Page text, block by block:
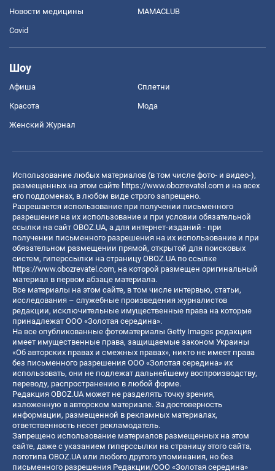
Новости медицины MAMACLUB
Covid
Шоу
Афиша Сплетни
Красота Мода
Женский Журнал
Использование любых материалов (в том числе фото- и видео-),
размещенных на этом сайте https://www.obozrevatel.com и на всех
его поддоменах, в любом виде строго запрещено.
Разрешается использование при получении письменного
разрешения на их использование и при условии обязательной
ссылки на сайт OBOZ.UA, а для интернет-изданий - при
получении письменного разрешения на их использование и при
обязательном размещении прямой, открытой для поисковых
систем, гиперссылки на страницу OBOZ.UA по ссылке
https://www.obozrevatel.com, на которой размещен оригинальный
материал в первом абзаце материала.
Все материалы на этом сайте, в том числе интервью, статьи,
исследования – служебные произведения журналистов
редакции, исключительные имущественные права на которые
принадлежат ООО «Золотая середина».
На все опубликованные фотоматериалы Getty Images редакция
имеет имущественные права, защищаемые законом Украины
«Об авторских правах и смежных правах», никто не имеет права
без письменного разрешения ООО «Золотая середина» их
использовать, они не подлежат дальнейшему воспроизводству,
переводу, распространению в любой форме.
Редакция OBOZ.UA может не разделять точку зрения,
изложенную в авторском материале. За достоверность
информации, размещенной в рекламных материалах,
ответственность несет рекламодатель.
Запрещено использование материалов размещенных на этом
сайте, даже с указанием гиперссылки на страницу этого сайта,
логотипа OBOZ.UA или любого другого упоминания, но без
письменного разрешения Редакции/ООО «Золотая середина»